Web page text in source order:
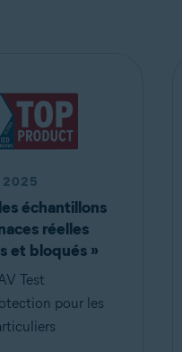
2025
échantillons
réelles
et bloqués »
Test
pour les